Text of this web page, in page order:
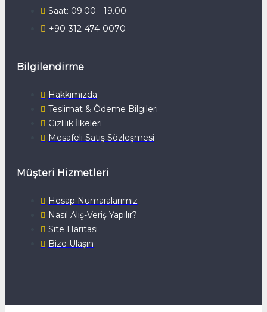
Saat: 09.00 - 19.00
+90-312-474-0070
Bilgilendirme
Hakkımızda
Teslimat & Ödeme Bilgileri
Gizlilik İlkeleri
Mesafeli Satış Sözleşmesi
Müşteri Hizmetleri
Hesap Numaralarımız
Nasıl Alış-Veriş Yapılır?
Site Haritası
Bize Ulaşın